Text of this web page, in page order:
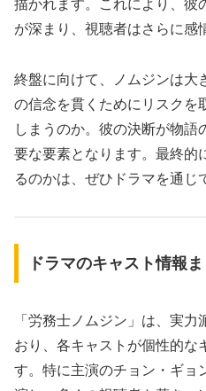
描かれます。これにより、彼
が深まり、視聴者はさらに感
終盤に向けて、ノムジンは大
の信念を貫くためにリスクを
しまうのか。彼の決断が物
要な要素となります。最終的
るのかは、ぜひドラマを通じ
ドラマのキャスト情報
「労務士ノムジン」は、実
おり、各キャストが個性的な
す。特に主演のチョン・ギョ